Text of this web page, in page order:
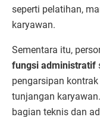
seperti pelatihan,
karyawan.
Sementara itu,
fungsi administratif
pengarsipan
tunjangan
bagian teknis dan